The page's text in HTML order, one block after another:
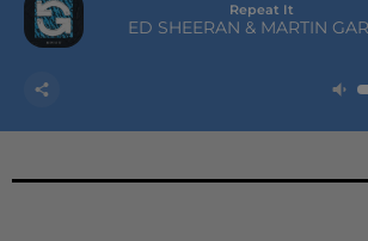
Repeat It
ED SHEERAN & MARTIN